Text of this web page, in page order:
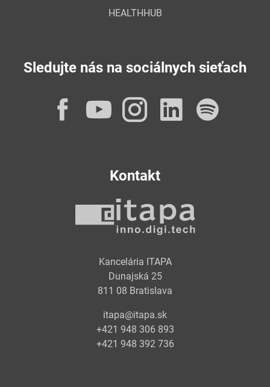
HEALTHHUB
Sledujte nás na sociálnych sieťach
Facebook
YouTube
Instagram
Kontakt
Kancelária ITAPA
Dunajská 25
811 08 Bratislava
itapa@itapa.sk
+421 948 306 893
+421 948 392 736